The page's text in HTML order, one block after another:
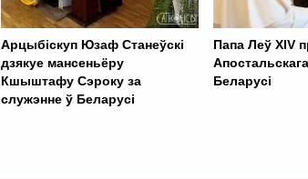
Арцыбіскуп Юзаф Станеўскі
дзякуе мансеньёру
Кшыштафу Сэроку за
служэнне ў Беларусі
Папа Леў XIV
Беларусі